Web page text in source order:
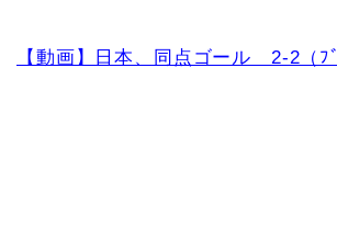
【動画】日本、同点ゴール 2-2（ﾌ